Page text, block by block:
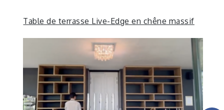
Table de terrasse Live-Edge en chêne massif